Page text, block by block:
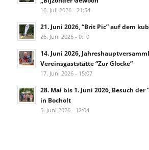
16. Juli 2026 - 21:54
21. Juni 2026, “Brit Pic” auf dem
26. Juni 2026 - 0:10
14. Juni 2026,
Vereinsgaststätte “Zur Glocke”
17. Juni 2026 - 15:07
28. Mai bis 1. Juni 2026, Besuch der
in Bocholt
5. Juni 2026 - 12:04